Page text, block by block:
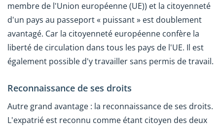
membre de l'Union européenne (UE)) et la citoyenneté
d'un pays au passeport « puissant » est doublement
avantagé. Car la citoyenneté européenne confère la
liberté de circulation dans tous les pays de l'UE. Il est
également possible d'y travailler sans permis de travail.
Reconnaissance de ses droits
Autre grand avantage : la reconnaissance de ses droits.
L'expatrié est reconnu comme étant citoyen des deux